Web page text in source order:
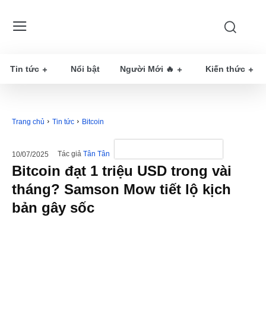
Tin tức Nổi bật Người Mới 🔥 Kiến thức
Trang chủ Tin tức Bitcoin
10/07/2025 Tác giả Tân Tân
Bitcoin đạt 1 triệu USD trong vài
tháng? Samson Mow tiết lộ kịch
bản gây sốc